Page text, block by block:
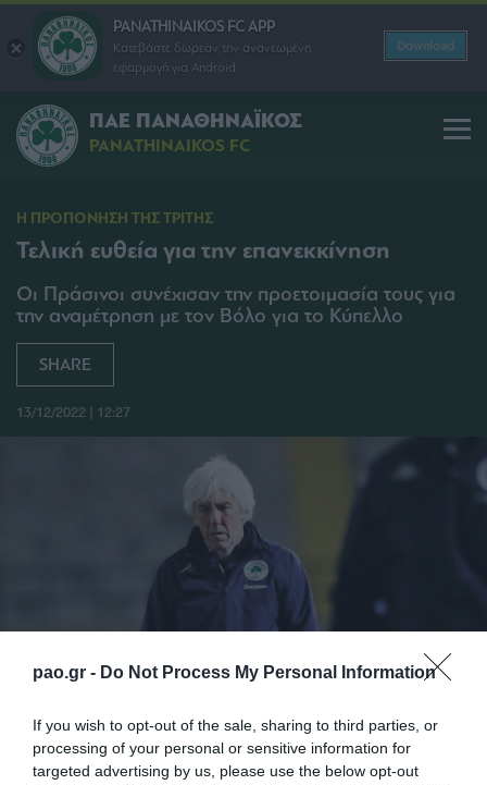
pao.gr - Do Not Process My Personal Information
If you wish to opt-out of the sale, sharing to third parties, or
processing of your personal or sensitive information for
targeted advertising by us, please use the below opt-out
PANATHINAIKOS FC APP
Κατεβάστε δωρεάν την ανανεωμένη
εφαρμογή για Android
Download
ΠΑΕ ΠΑΝΑΘΗΝΑΪΚΟΣ
PANATHINAIKOS FC
Η ΠΡΟΠΟΝΗΣΗ ΤΗΣ ΤΡΙΤΗΣ
Τελική ευθεία για την επανεκκίνηση
Οι Πράσινοι συνέχισαν την προετοιμασία τους για
την αναμέτρηση με τον Βόλο για το Κύπελλο
SHARE
13/12/2022 | 12:27